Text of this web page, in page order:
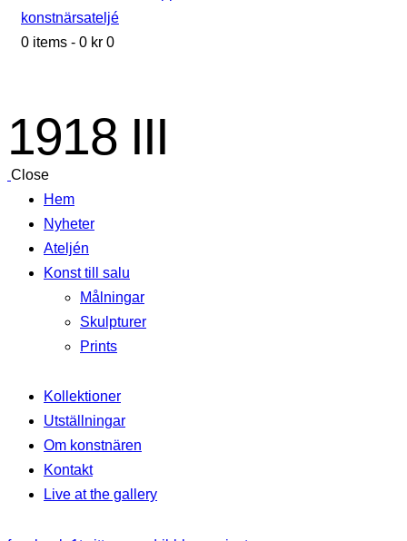
0 items - 0 kr 0
1918 III
Close
Hem
Nyheter
Ateljén
Konst till salu
Målningar
Skulpturer
Prints
Kollektioner
Utställningar
Om konstnären
Kontakt
Live at the gallery